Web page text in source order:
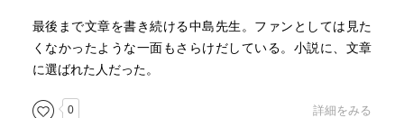
最後まで文章を書き続ける中島先生。ファンとしては見た
くなかったような一面もさらけだしている。小説に、文章
に選ばれた人だった。
0 詳細をみる